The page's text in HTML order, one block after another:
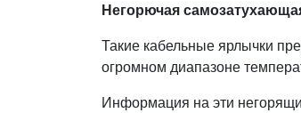
Негорючая
Такие кабельные ярлычки
огромном диапазоне
Информация на эти